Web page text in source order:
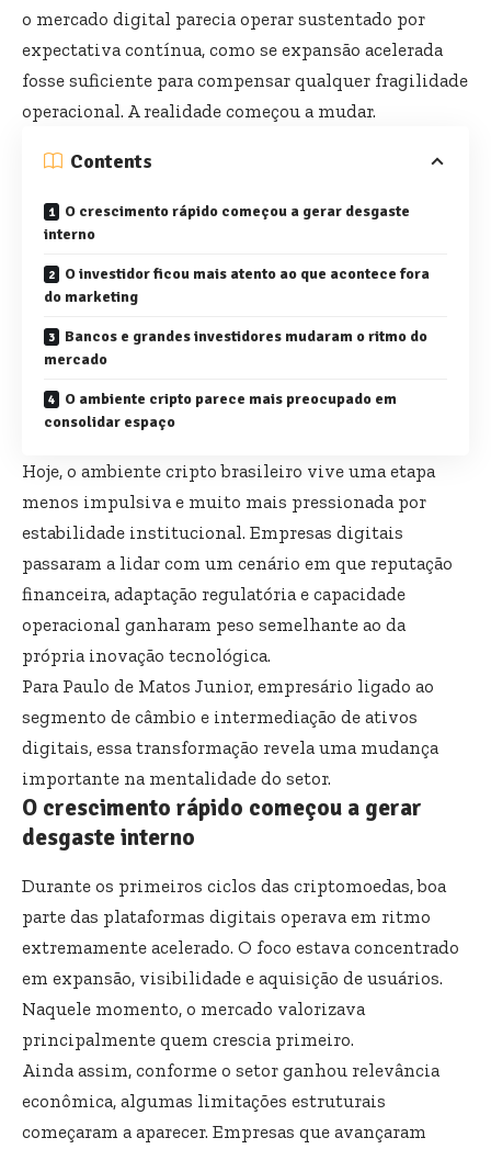
o mercado digital parecia operar sustentado por
expectativa contínua, como se expansão acelerada
fosse suficiente para compensar qualquer fragilidade
operacional. A realidade começou a mudar.
Contents
O crescimento rápido começou a gerar desgaste
interno
O investidor ficou mais atento ao que acontece fora
do marketing
Bancos e grandes investidores mudaram o ritmo do
mercado
O ambiente cripto parece mais preocupado em
consolidar espaço
Hoje, o ambiente cripto brasileiro vive uma etapa
menos impulsiva e muito mais pressionada por
estabilidade institucional. Empresas digitais
passaram a lidar com um cenário em que reputação
financeira, adaptação regulatória e capacidade
operacional ganharam peso semelhante ao da
própria inovação tecnológica.
Para Paulo de Matos Junior, empresário ligado ao
segmento de câmbio e intermediação de ativos
digitais, essa transformação revela uma mudança
importante na mentalidade do setor.
O crescimento rápido começou a gerar
desgaste interno
Durante os primeiros ciclos das criptomoedas, boa
parte das plataformas digitais operava em ritmo
extremamente acelerado. O foco estava concentrado
em expansão, visibilidade e aquisição de usuários.
Naquele momento, o mercado valorizava
principalmente quem crescia primeiro.
Ainda assim, conforme o setor ganhou relevância
econômica, algumas limitações estruturais
começaram a aparecer. Empresas que avançaram